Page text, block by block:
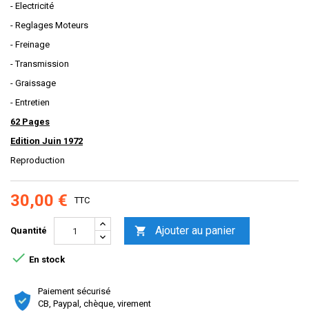
- Electricité
- Reglages Moteurs
- Freinage
- Transmission
- Graissage
- Entretien
62 Pages
Edition Juin 1972
Reproduction
30,00 € TTC
Quantité  Ajouter au panier
 En stock
Paiement sécurisé
CB, Paypal, chèque, virement